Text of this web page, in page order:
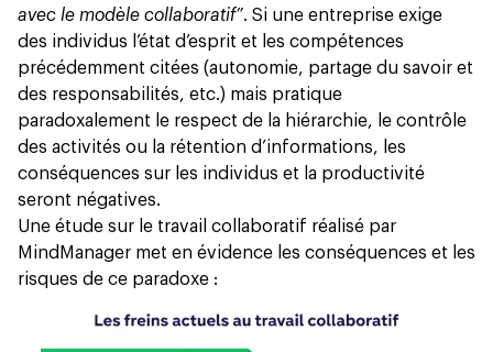
avec le modèle collaboratif”. Si une entreprise exige
des individus l’état d’esprit et les compétences
précédemment citées (autonomie, partage du savoir et
des responsabilités, etc.) mais pratique
paradoxalement le respect de la hiérarchie, le contrôle
des activités ou la rétention d’informations, les
conséquences sur les individus et la productivité
seront négatives.
Une étude sur le travail collaboratif réalisé par
MindManager met en évidence les conséquences et les
risques de ce paradoxe :